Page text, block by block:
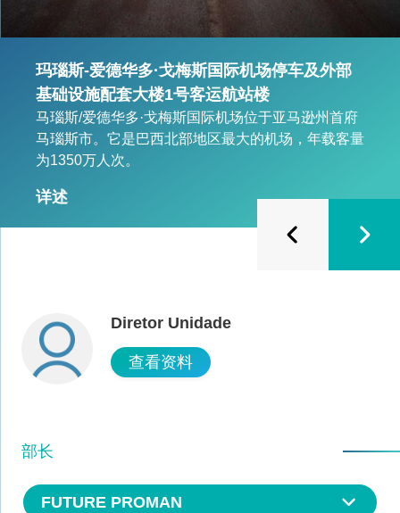
玛瑙斯-爱德华多·戈梅斯国际机场停车及外部
基础设施配套大楼1号客运航站楼
马瑙斯/爱德华多·戈梅斯国际机场位于亚马逊州首府
马瑙斯市。它是巴西北部地区最大的机场，年载客量
为1350万人次。
详述
Diretor Unidade
查看资料
部长
FUTURE PROMAN